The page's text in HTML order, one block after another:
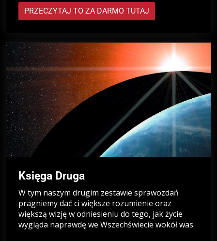
PRZECZYTAJ TO ZA DARMO TUTAJ
Księga Druga
W tym naszym drugim zestawie sprawozdań
pragniemy dać ci większe rozumienie oraz
większą wizję w odniesieniu do tego, jak życie
wygląda naprawdę we Wszechświecie wokół was.